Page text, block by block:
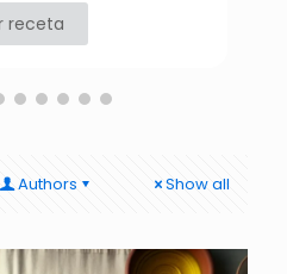
receta
Authors Show all